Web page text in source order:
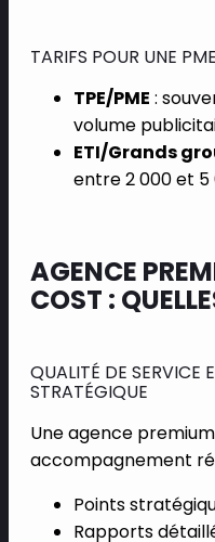
TARIFS POUR UNE
TPE/PME :
volume
ETI/Grands
entre 2 000 et
AGENCE
COST :
QUALITÉ DE SERVICE
STRATÉGIQUE
Une agence
accompagnement
Points
Rapports